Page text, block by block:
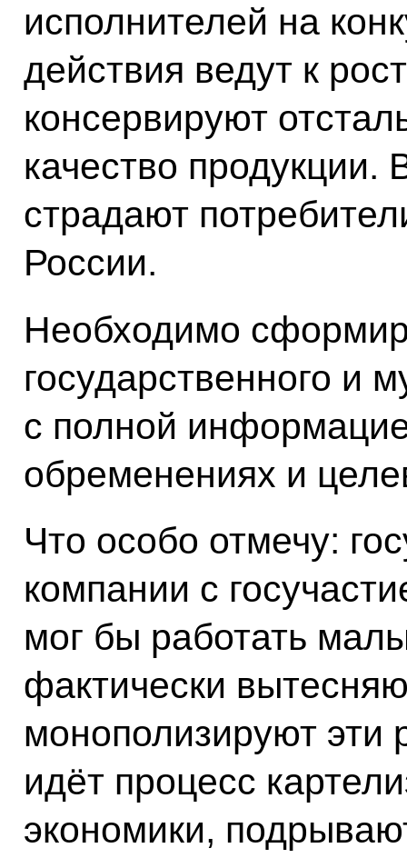
исполнителей на
действия ведут к
консервируют
качество продукции.
страдают
России.
Необходимо
государственного и
с полной
обременениях и
Что особо отмечу:
компании с
мог бы работать
фактически
монополизируют эти
идёт процесс
экономики,